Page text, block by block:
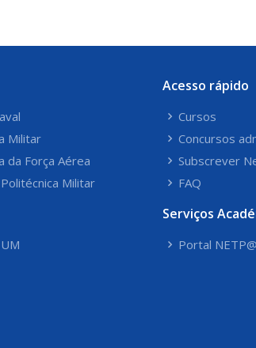
Militar
da Força Aérea
Militar
Acesso rápido
Cursos
Concursos
Subscrever
FAQ
Serviços
Portal NETP@